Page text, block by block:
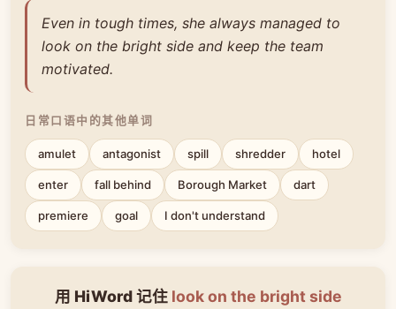
Even in tough times, she always managed to
look on the bright side and keep the team
motivated.
日常口语中的其他单词
amulet antagonist spill shredder hotel
enter fall behind Borough Market dart
premiere goal I don't understand
用 HiWord 记住 look on the bright side